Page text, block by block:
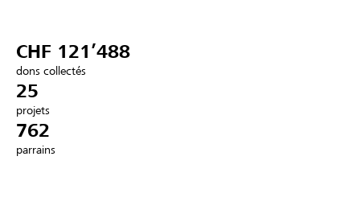
Se connecter
CHF 121’488
dons collectés
25
projets
762
parrains